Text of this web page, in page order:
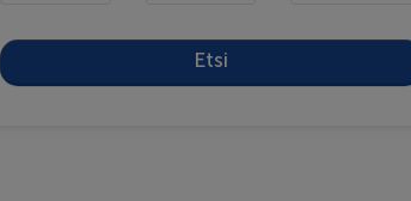
Etsi